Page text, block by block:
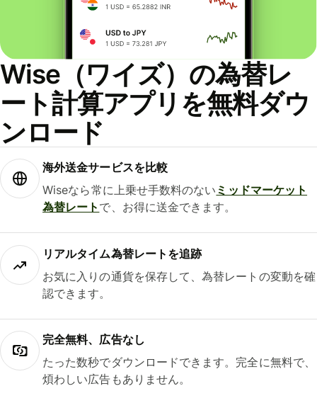
Wise（ワイズ）の為替レ
ート計算アプリを無料ダウ
ンロード
海外送金サービスを比較
Wiseなら常に上乗せ手数料のない ミッドマーケット
為替レート で、お得に送金できます。
リアルタイム為替レートを追跡
お気に入りの通貨を保存して、為替レートの変動を確
認できます。
完全無料、広告なし
たった数秒でダウンロードできます。完全に無料で、
煩わしい広告もありません。